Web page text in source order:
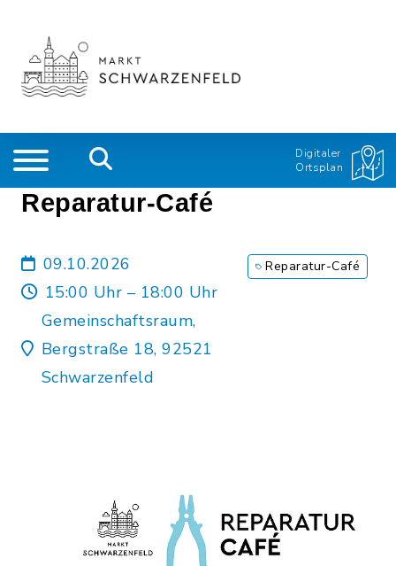
Digitaler
Ortsplan
Reparatur-Café
09.10.2026
15:00 Uhr – 18:00 Uhr
Gemeinschaftsraum,
Bergstraße 18, 92521
Schwarzenfeld
Reparatur-Café